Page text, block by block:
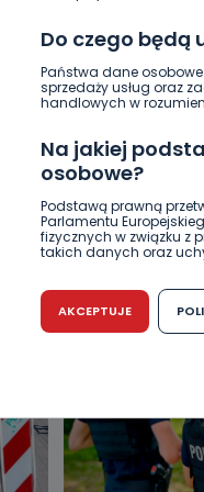
Do czego będą
Państwa dane
sprzedaży usług oraz
handlowych w
Na jakiej
osobowe?
Podstawą prawną
Parlamentu
fizycznych w związku z
takich danych oraz
Czy jest
Podanie danych
Kiedy i komu
Telewizja Kablowa
19 nie przekazuje
AKCEPTUJE
CIEKAWOSTKI
RELIGIA SAMORZĄD